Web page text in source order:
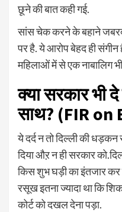
छूने की बात कही गई.
सांस चेक करने के बहाने
पर है. ये आरोप बेहद ही संगीन
महिलाओं में से एक नाबालिग
क्या सरकार भी
साथ? (FIR
ये दर्द न तो दिल्ली की
दिया औऱ न ही सरकार
किस शुभ घड़ी का इंतजार कर
रसूख इतना ज्यादा था कि
कोर्ट को दखल देना पड़ा.